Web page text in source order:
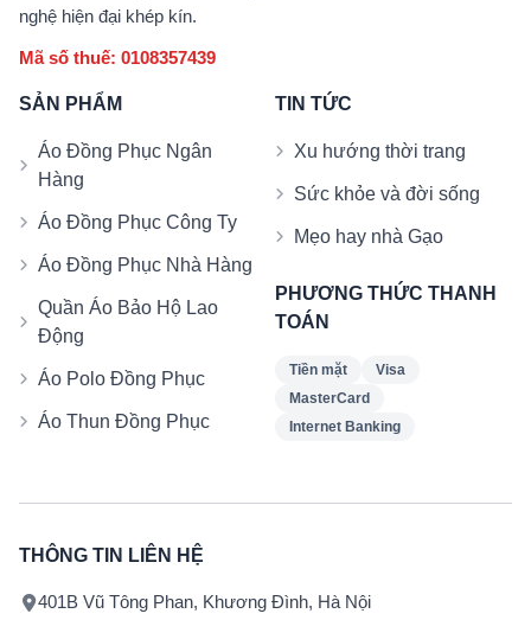
nghệ hiện đại khép kín.
Mã số thuế: 0108357439
SẢN PHẨM
Áo Đồng Phục Ngân
Hàng
Áo Đồng Phục Công Ty
Áo Đồng Phục Nhà Hàng
Quần Áo Bảo Hộ Lao
Động
Áo Polo Đồng Phục
Áo Thun Đồng Phục
TIN TỨC
Xu hướng thời trang
Sức khỏe và đời sống
Mẹo hay nhà Gạo
PHƯƠNG THỨC THANH
TOÁN
Tiền mặt
Visa
MasterCard
Internet Banking
THÔNG TIN LIÊN HỆ
401B Vũ Tông Phan, Khương Đình, Hà Nội